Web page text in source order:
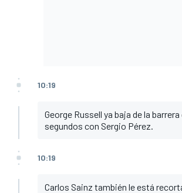
10:19
George Russell ya baja de la
segundos con Sergio Pérez.
10:19
Carlos Sainz también le está